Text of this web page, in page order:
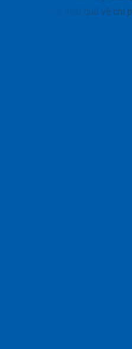
hiểm, không hiệu quả về chi